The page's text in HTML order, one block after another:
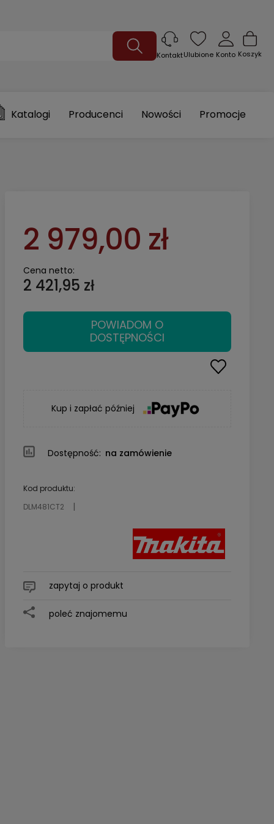
Koszyk
Konto
Ulubione
Kontakt
Katalogi Producenci Nowości Promocje
2 979,00 zł
Cena netto:
2 421,95 zł
POWIADOM O
DOSTĘPNOŚCI
Kup i zapłać później
Dostępność: na zamówienie
Kod produktu:
DLM481CT2
zapytaj o produkt
poleć znajomemu